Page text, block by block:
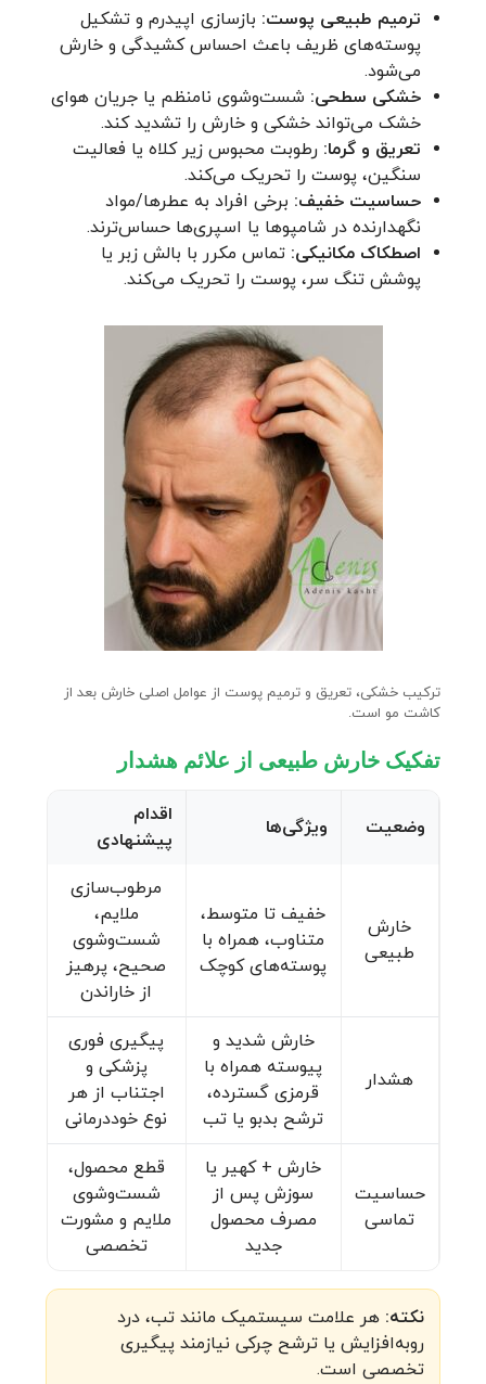
ترمیم طبیعی پوست: بازسازی اپیدرم و تشکیل
پوسته‌های ظریف باعث احساس کشیدگی و خارش
می‌شود.
خشکی سطحی: شست‌وشوی نامنظم یا جریان هوای
خشک می‌تواند خشکی و خارش را تشدید کند.
تعریق و گرما: رطوبت محبوس زیر کلاه یا فعالیت
سنگین، پوست را تحریک می‌کند.
حساسیت خفیف: برخی افراد به عطرها/مواد
نگهدارنده در شامپوها یا اسپری‌ها حساس‌ترند.
اصطکاک مکانیکی: تماس مکرر با بالش زبر یا
پوشش تنگ سر، پوست را تحریک می‌کند.
ترکیب خشکی، تعریق و ترمیم پوست از عوامل اصلی خارش بعد از
کاشت مو است.
تفکیک خارش طبیعی از علائم هشدار
وضعیت ویژگی‌ها
اقدام
پیشنهادی
خارش
طبیعی
خفیف تا متوسط،
متناوب، همراه با
پوسته‌های کوچک
مرطوب‌سازی
ملایم،
شست‌وشوی
صحیح، پرهیز
از خاراندن
هشدار
خارش شدید و
پیوسته همراه با
قرمزی گسترده،
ترشح بدبو یا تب
پیگیری فوری
پزشکی و
اجتناب از هر
نوع خوددرمانی
حساسیت
تماسی
خارش + کهیر یا
سوزش پس از
مصرف محصول
جدید
قطع محصول،
شست‌وشوی
ملایم و مشورت
تخصصی
نکته: هر علامت سیستمیک مانند تب، درد
رو‌به‌افزایش یا ترشح چرکی نیازمند پیگیری
تخصصی است.